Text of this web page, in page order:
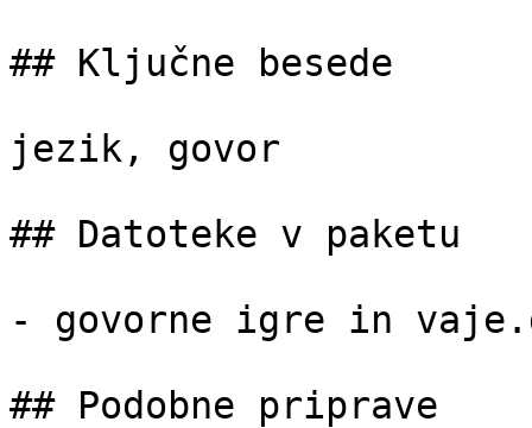
## Ključne besede
jezik, govor
## Datoteke v paketu
- govorne igre in
## Podobne priprave